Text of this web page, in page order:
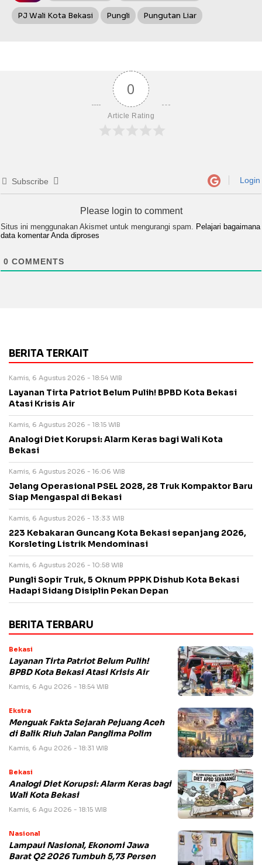
PJ Wali Kota Bekasi Pungli Pungutan Liar
0
Article Rating
Subscribe Login
Please login to comment
Situs ini menggunakan Akismet untuk mengurangi spam. Pelajari bagaimana
data komentar Anda diproses
0 COMMENTS
BERITA TERKAIT
Kamis, 6 Agustus 2026 - 18:54 WIB
Layanan Tirta Patriot Belum Pulih! BPBD Kota Bekasi
Atasi Krisis Air
Kamis, 6 Agustus 2026 - 18:15 WIB
Analogi Diet Korupsi: Alarm Keras bagi Wali Kota
Bekasi
Kamis, 6 Agustus 2026 - 16:06 WIB
Jelang Operasional PSEL 2028, 28 Truk Kompaktor Baru
Siap Mengaspal di Bekasi
Kamis, 6 Agustus 2026 - 13:33 WIB
223 Kebakaran Guncang Kota Bekasi sepanjang 2026,
Korsleting Listrik Mendominasi
Kamis, 6 Agustus 2026 - 10:58 WIB
Pungli Sopir Truk, 5 Oknum PPPK Dishub Kota Bekasi
Hadapi Sidang Disiplin Pekan Depan
BERITA TERBARU
Bekasi
Layanan Tirta Patriot Belum Pulih!
BPBD Kota Bekasi Atasi Krisis Air
Kamis, 6 Agu 2026 - 18:54 WIB
Ekstra
Menguak Fakta Sejarah Pejuang Aceh
di Balik Riuh Jalan Panglima Polim
Kamis, 6 Agu 2026 - 18:31 WIB
Bekasi
Analogi Diet Korupsi: Alarm Keras bagi
Wali Kota Bekasi
Kamis, 6 Agu 2026 - 18:15 WIB
Nasional
Lampaui Nasional, Ekonomi Jawa
Barat Q2 2026 Tumbuh 5,73 Persen